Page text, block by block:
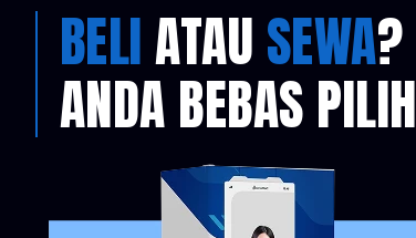
BELIATAUSEWA?
ANDA BEBAS PILIH